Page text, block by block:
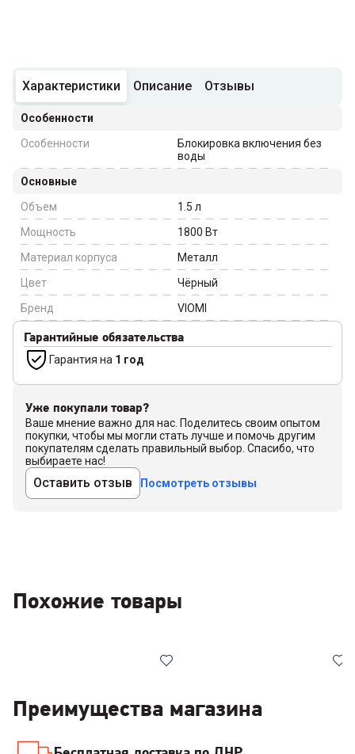
Характеристики Описание Отзывы
Особенности
Особенности
Блокировка включения без
воды
Основные
Объем
1.5 л
Мощность
1800 Вт
Материал корпуса
Металл
Цвет
Чёрный
Бренд
VIOMI
Гарантийные обязательства
Гарантия на 1 год
Уже покупали товар?
Ваше мнение важно для нас. Поделитесь своим опытом
покупки, чтобы мы могли стать лучше и помочь другим
покупателям сделать правильный выбор. Спасибо, что
выбираете нас!
Оставить отзыв Посмотреть отзывы
Похожие товары
Преимущества магазина